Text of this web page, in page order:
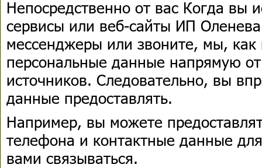
Непосредственно от вас Когда вы
сервисы или веб-сайты ИП
мессенджеры или звоните, мы, как
персональные данные напрямую
источников. Следовательно, вы
данные предоставлять.
Например, вы можете
телефона и контактные данные
вами связываться.